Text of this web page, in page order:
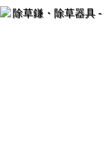
除草鎌・除草器具 -